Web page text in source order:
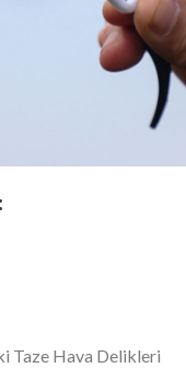
Taze Hava Delikleri